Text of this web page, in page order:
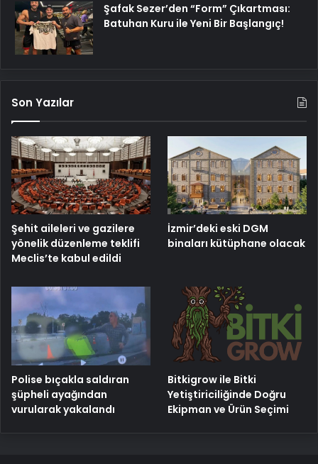
Şafak Sezer’den “Form” Çıkartması:
Batuhan Kuru ile Yeni Bir Başlangıç!
Son Yazılar
Şehit aileleri ve gazilere
yönelik düzenleme teklifi
Meclis’te kabul edildi
İzmir’deki eski DGM
binaları kütüphane olacak
Polise bıçakla saldıran
şüpheli ayağından
vurularak yakalandı
Bitkigrow ile Bitki
Yetiştiriciliğinde Doğru
Ekipman ve Ürün Seçimi